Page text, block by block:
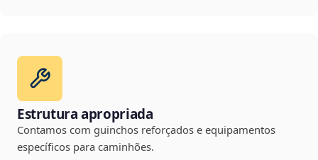
Estrutura apropriada
Contamos com guinchos reforçados e equipamentos
específicos para caminhões.